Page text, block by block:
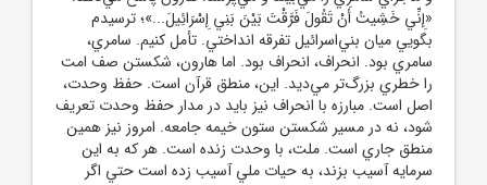
«إِنِّي خَشِيتُ أَنْ تَقُولَ فَرَّقْتَ بَيْنَ بَنِي إِسْرَائِيلَ...»؛ ترسيدم
بگويي ميان بني‌اسرائيل تفرقه انداختي. تأمل کنيم. سامري،
سامري بود. انحراف، انحراف بود. اما هارون، شکستن صف امت
را خطري بزرگ‌تر مي‌ديد. اين، منطق قرآن است. حفظ وحدت،
اصل است. مبارزه با انحراف نيز بايد در مدار حفظ وحدت تعريف
شود، نه در مسير شکستن ستون خيمه جامعه. امروز نيز همين
منطق جاري است. ملت، با وحدت زنده است. هر که به اين
سرمايه آسيب بزند، به حيات ملي آسيب زده است حتي اگر